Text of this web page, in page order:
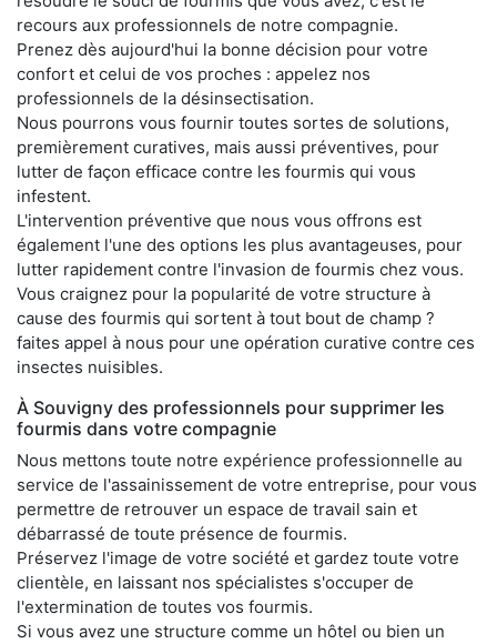
recours aux professionnels de notre compagnie.
Prenez dès aujourd'hui la bonne décision pour votre
confort et celui de vos proches : appelez nos
professionnels de la désinsectisation.
Nous pourrons vous fournir toutes sortes de solutions,
premièrement curatives, mais aussi préventives, pour
lutter de façon efficace contre les fourmis qui vous
infestent.
L'intervention préventive que nous vous offrons est
également l'une des options les plus avantageuses, pour
lutter rapidement contre l'invasion de fourmis chez vous.
Vous craignez pour la popularité de votre structure à
cause des fourmis qui sortent à tout bout de champ ?
faites appel à nous pour une opération curative contre ces
insectes nuisibles.
À Souvigny des professionnels pour supprimer les
fourmis dans votre compagnie
Nous mettons toute notre expérience professionnelle au
service de l'assainissement de votre entreprise, pour vous
permettre de retrouver un espace de travail sain et
débarrassé de toute présence de fourmis.
Préservez l'image de votre société et gardez toute votre
clientèle, en laissant nos spécialistes s'occuper de
l'extermination de toutes vos fourmis.
Si vous avez une structure comme un hôtel ou bien un